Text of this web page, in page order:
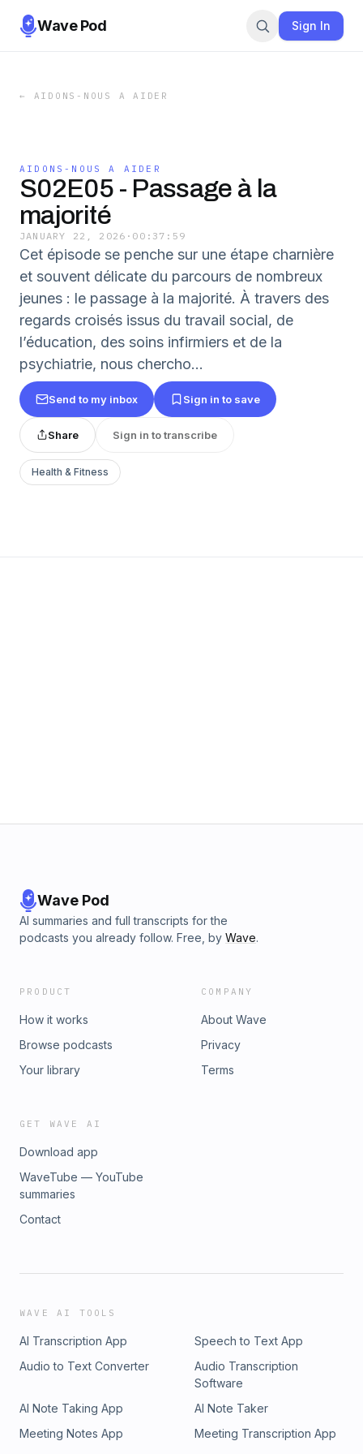
Wave Pod Sign In
← AIDONS-NOUS A AIDER
AIDONS-NOUS A AIDER
S02E05 - Passage à la
majorité
JANUARY 22, 2026 · 00:37:59
Cet épisode se penche sur une étape charnière
et souvent délicate du parcours de nombreux
jeunes : le passage à la majorité. À travers des
regards croisés issus du travail social, de
l’éducation, des soins infirmiers et de la
psychiatrie, nous chercho...
Send to my inbox Sign in to save
Share Sign in to transcribe
Health & Fitness
Wave Pod
AI summaries and full transcripts for the
podcasts you already follow. Free, by Wave.
PRODUCT
How it works
Browse podcasts
Your library
COMPANY
About Wave
Privacy
Terms
GET WAVE AI
Download app
WaveTube — YouTube
summaries
Contact
WAVE AI TOOLS
AI Transcription App
Speech to Text App
Audio to Text Converter
Audio Transcription
Software
AI Note Taking App
AI Note Taker
Meeting Notes App
Meeting Transcription App